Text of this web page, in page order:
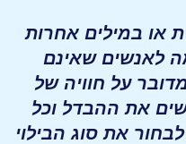
או במילים אחרות
לאנשים שאינם
על חוויה של
את ההבדל וכל
את סוג הבילוי